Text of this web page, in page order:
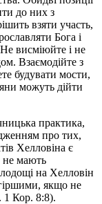
до них з
взяти участь,
Бога і
висміюйте і не
Взаємодійте з
будувати мости,
можуть дійти
практика,
про тих,
Хелловіна є
не мають
на Хелловін
якщо не
1 Кор. 8:8).